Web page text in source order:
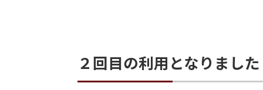
２回目の利用となりました